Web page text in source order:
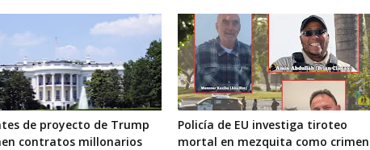
de proyecto de Trump
contratos millonarios
Policía de EU investiga tiroteo
mortal en mezquita como crimen